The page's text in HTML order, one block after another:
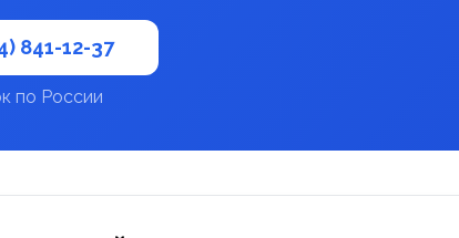
841-12-37
по России